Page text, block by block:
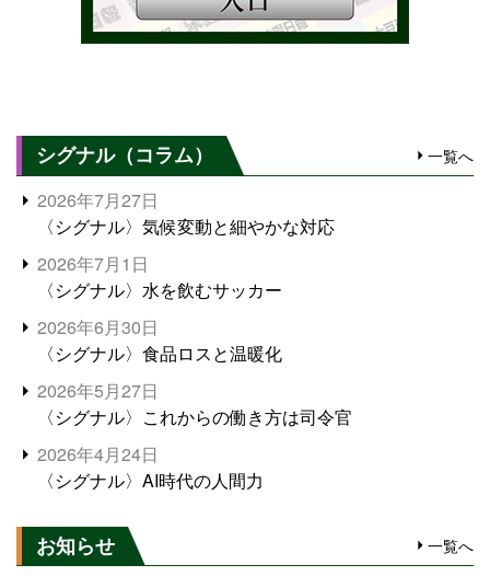
シグナル（コラム） 一覧へ
2026年7月27日
〈シグナル〉気候変動と細やかな対応
2026年7月1日
〈シグナル〉水を飲むサッカー
2026年6月30日
〈シグナル〉食品ロスと温暖化
2026年5月27日
〈シグナル〉これからの働き方は司令官
2026年4月24日
〈シグナル〉AI時代の人間力
お知らせ 一覧へ